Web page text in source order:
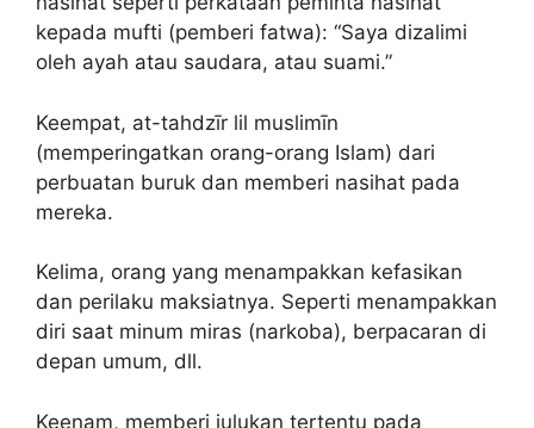
kepada mufti (pemberi fatwa): “Saya dizalimi
oleh ayah atau saudara, atau suami.”
Keempat, at-tahdzīr lil muslimīn
(memperingatkan orang-orang Islam) dari
perbuatan buruk dan memberi nasihat pada
mereka.
Kelima, orang yang menampakkan kefasikan
dan perilaku maksiatnya. Seperti menampakkan
diri saat minum miras (narkoba), berpacaran di
depan umum, dll.
Keenam, memberi julukan tertentu pada